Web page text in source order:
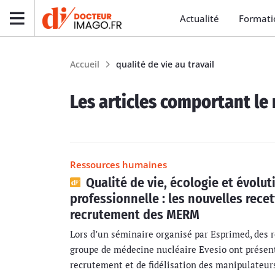
Actualité
Accueil qualité de vie au travail
Les articles comportant
Ressources humaines
Qualité de vie, écologie et
professionnelle : les nouvelles
recrutement des MERM
Lors d’un séminaire organisé par Esprimed, des
groupe de médecine nucléaire Evesio ont
recrutement et de fidélisation des